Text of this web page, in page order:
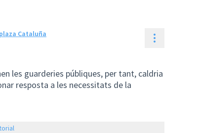
Cataluña
les guarderies públiques, per tant, caldria
resposta a les necessitats de la